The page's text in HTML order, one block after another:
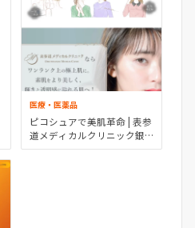
医療・医薬品
ピコシュアで美肌革命 | 表参
道メディカルクリニック銀
座院